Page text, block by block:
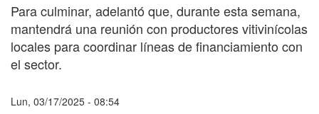
Para culminar, adelantó que, durante esta semana,
mantendrá una reunión con productores vitivinícolas
locales para coordinar líneas de financiamiento con
el sector.
Lun, 03/17/2025 - 08:54